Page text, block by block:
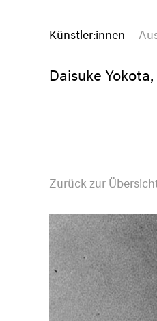
Künstler:innen
Daisuke
Zurück zur